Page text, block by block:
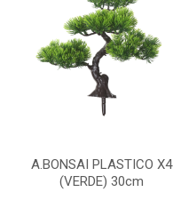
A.BONSAI PLASTICO X4
(VERDE) 30cm